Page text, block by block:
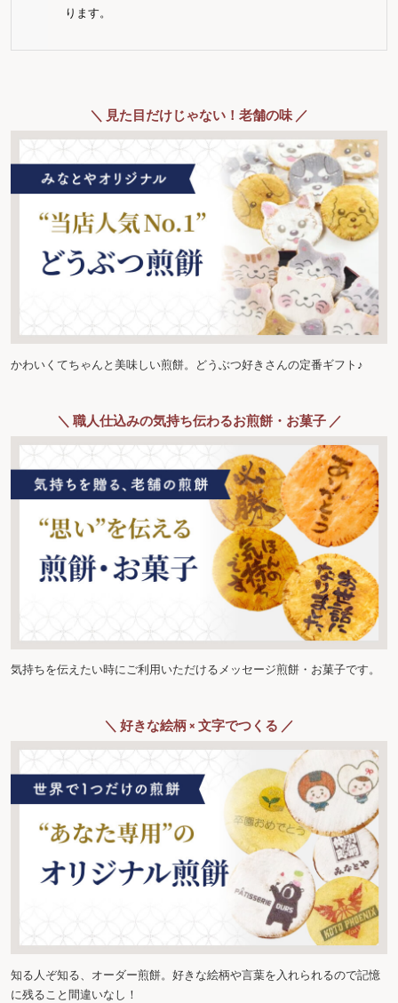
ります。
＼ 見た目だけじゃない！老舗の味 ／
かわいくてちゃんと美味しい煎餅。どうぶつ好きさんの定番ギフト♪
＼ 職人仕込みの気持ち伝わるお煎餅・お菓子 ／
気持ちを伝えたい時にご利用いただけるメッセージ煎餅・お菓子です。
＼ 好きな絵柄 × 文字でつくる ／
知る人ぞ知る、オーダー煎餅。好きな絵柄や言葉を入れられるので記憶
に残ること間違いなし！